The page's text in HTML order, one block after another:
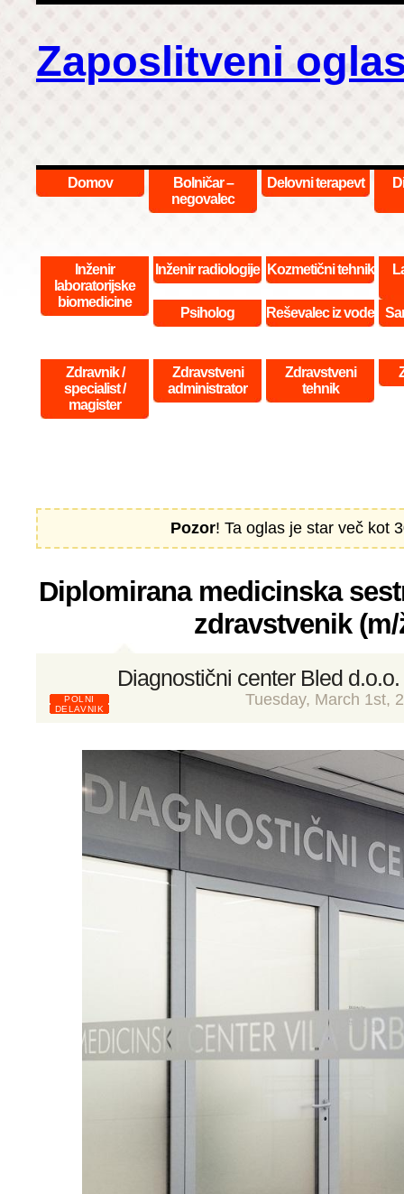
Zaposlitveni
Domov
Bolničar –
negovalec
Delovni terapevt
Inženir
laboratorijske
biomedicine
Inženir radiologije Kozmetični tehnik
Psiholog Reševalec iz vode
Zdravnik /
specialist /
magister
Zdravstveni
administrator
Zdravstveni
tehnik
Pozor! Ta oglas je star več kot
Diplomirana medicinska
zdravstvenik (m/
Diagnostični center Bled d.o.o.
POLNI
DELAVNIK
Tuesday, March 1st,